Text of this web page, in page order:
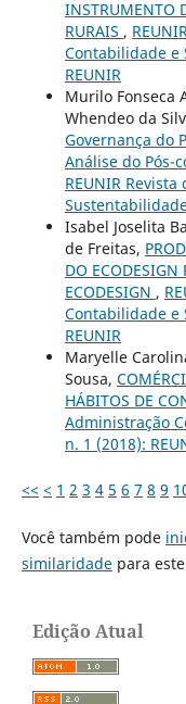
INSTRUMENTO
RURAIS ,
Contabilidade e
REUNIR
Murilo Fonseca
Whendeo da
Governança do
Análise do Pós-
REUNIR
Isabel Joselita
de Freitas,
DO ECODESIGN
ECODESIGN ,
Contabilidade e
REUNIR
Maryelle
Sousa,
HÁBITOS DE
Administração
n. 1 (2018):
<< < 1 2 3 4 5 6 7 8 9
Você também pode
similaridadepara
Edição Atual